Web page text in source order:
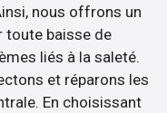
nous offrons un
toute baisse de
liés à la saleté.
et réparons les
En choisissant